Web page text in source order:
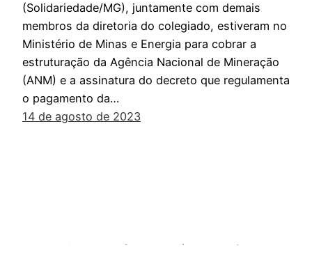
(Solidariedade/MG), juntamente com demais
membros da diretoria do colegiado, estiveram no
Ministério de Minas e Energia para cobrar a
estruturação da Agência Nacional de Mineração
(ANM) e a assinatura do decreto que regulamenta
o pagamento da…
14 de agosto de 2023
Mineração sustentável. Essa é a nossa frente.